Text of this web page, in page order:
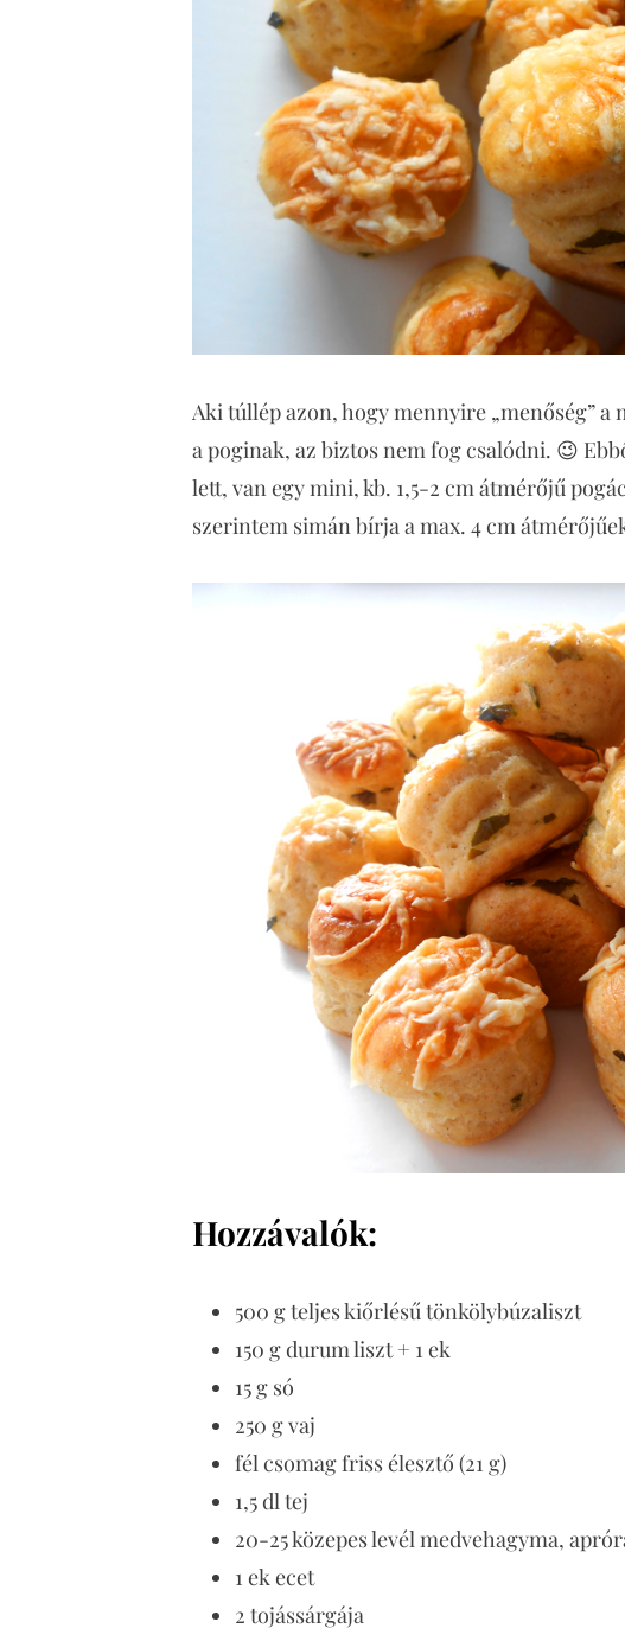
Aki túllép azon, hogy mennyire „menőség” a
a poginak, az biztos nem fog csalódni. 😉
lett, van egy mini, kb. 1,5-2 cm átmérőjű
szerintem simán bírja a max. 4 cm
Hozzávalók:
500 g teljes kiőrlésű tönkölybúzaliszt
150 g durum liszt + 1 ek
15 g só
250 g vaj
fél csomag friss élesztő (21 g)
1,5 dl tej
20-25 közepes levél medvehagyma,
1 ek ecet
2 tojássárgája